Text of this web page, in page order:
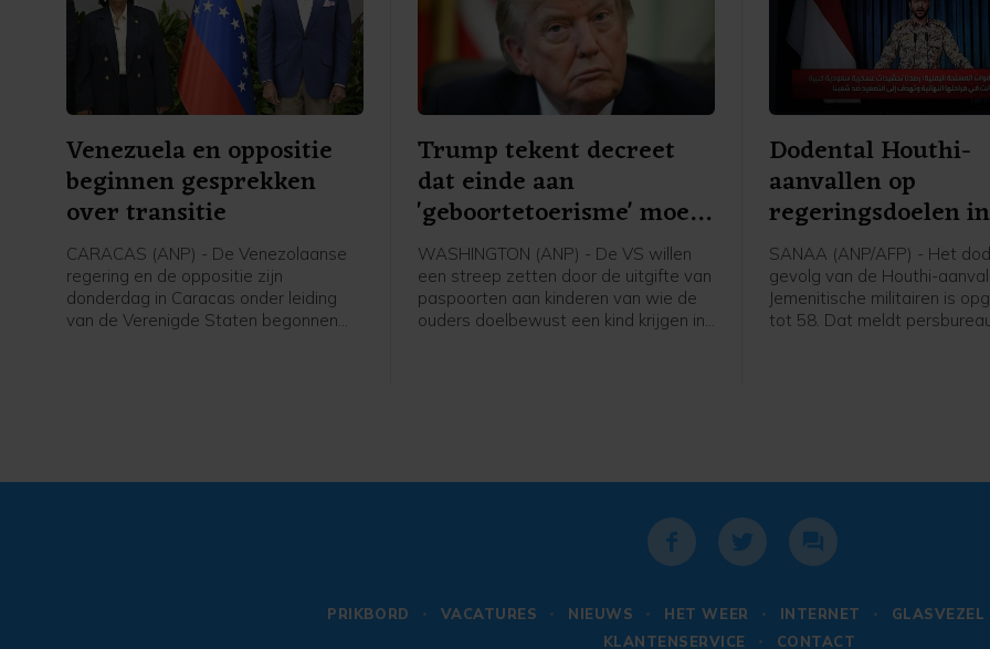
Venezuela en oppositie
beginnen gesprekken
over transitie
CARACAS (ANP) - De Venezolaanse
regering en de oppositie zijn
donderdag in Caracas onder leiding
van de Verenigde Staten begonnen
Trump tekent decreet
dat einde aan
'geboortetoerisme' moet
maken
WASHINGTON (ANP) - De VS willen
een streep zetten door de uitgifte van
paspoorten aan kinderen van wie de
ouders doelbewust een kind krijgen in
Dodental Houthi-
aanvallen op
regeringsdoelen in
Jemen opgelopen
SANAA (ANP/AFP) - Het
gevolg van de Houthi-
Jemenitische militairen is
tot 58. Dat meldt
PRIKBORD VACATURES NIEUWS HET WEER INTERNET GLASVEZEL
KLANTENSERVICE
CONTACT